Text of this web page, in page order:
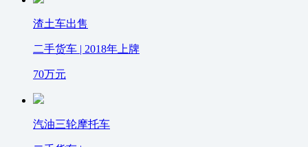
渣土车出售
二手货车 | 2018年上牌
70万元
汽油三轮摩托车